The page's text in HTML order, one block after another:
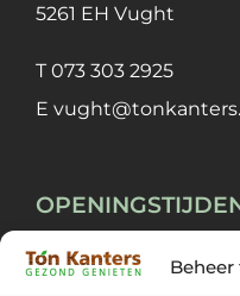
5261 EH Vught
T 073 303 2925
E
Maandag ~ Vrijdag